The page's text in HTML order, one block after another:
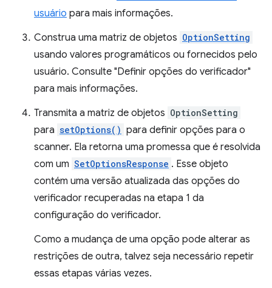
usuário para mais informações.
Construa uma matriz de objetos OptionSetting
usando valores programáticos ou fornecidos pelo
usuário. Consulte "Definir opções do verificador"
para mais informações.
Transmita a matriz de objetos OptionSetting
para setOptions() para definir opções para o
scanner. Ela retorna uma promessa que é resolvida
com um SetOptionsResponse . Esse objeto
contém uma versão atualizada das opções do
verificador recuperadas na etapa 1 da
configuração do verificador.
Como a mudança de uma opção pode alterar as
restrições de outra, talvez seja necessário repetir
essas etapas várias vezes.